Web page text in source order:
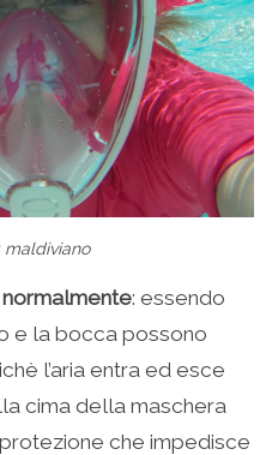
maldiviano
: essendo
e la bocca possono
l’aria entra ed esce
cima della maschera
che impedisce